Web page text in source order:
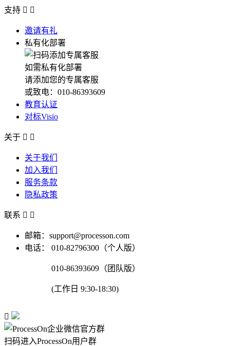
支持  
邀请有礼
私有化部署
如需私有化部署
请添加您的专属客服
或致电：010-86393609
教育认证
对标Visio
关于  
关于我们
加入我们
服务条款
隐私政策
联系  
邮箱：support@processon.com
电话：
010-82796300（个人版）
010-86393609（团队版）
(工作日 9:30-18:30)

扫码进入ProcessOn用户群